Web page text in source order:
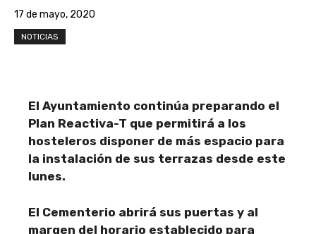
17 de mayo, 2020
NOTICIAS
El Ayuntamiento continúa preparando el
Plan Reactiva-T que permitirá a los
hosteleros disponer de más espacio para
la instalación de sus terrazas desde este
lunes.
El Cementerio abrirá sus puertas y al
margen del horario establecido para